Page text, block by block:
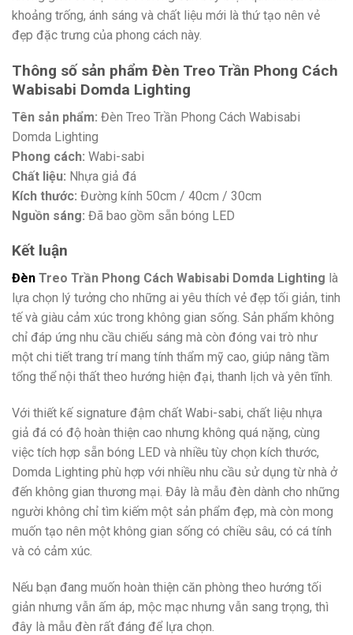
khoảng trống, ánh sáng và chất liệu mới là thứ tạo nên vẻ
đẹp đặc trưng của phong cách này.
Thông số sản phẩm Đèn Treo Trần Phong Cách
Wabisabi Domda Lighting
Tên sản phẩm: Đèn Treo Trần Phong Cách Wabisabi
Domda Lighting
Phong cách: Wabi-sabi
Chất liệu: Nhựa giả đá
Kích thước: Đường kính 50cm / 40cm / 30cm
Nguồn sáng: Đã bao gồm sẵn bóng LED
Kết luận
Đèn Treo Trần Phong Cách Wabisabi Domda Lighting là
lựa chọn lý tưởng cho những ai yêu thích vẻ đẹp tối giản, tinh
tế và giàu cảm xúc trong không gian sống. Sản phẩm không
chỉ đáp ứng nhu cầu chiếu sáng mà còn đóng vai trò như
một chi tiết trang trí mang tính thẩm mỹ cao, giúp nâng tầm
tổng thể nội thất theo hướng hiện đại, thanh lịch và yên tĩnh.
Với thiết kế signature đậm chất Wabi-sabi, chất liệu nhựa
giả đá có độ hoàn thiện cao nhưng không quá nặng, cùng
việc tích hợp sẵn bóng LED và nhiều tùy chọn kích thước,
Domda Lighting phù hợp với nhiều nhu cầu sử dụng từ nhà ở
đến không gian thương mại. Đây là mẫu đèn dành cho những
người không chỉ tìm kiếm một sản phẩm đẹp, mà còn mong
muốn tạo nên một không gian sống có chiều sâu, có cá tính
và có cảm xúc.
Nếu bạn đang muốn hoàn thiện căn phòng theo hướng tối
giản nhưng vẫn ấm áp, mộc mạc nhưng vẫn sang trọng, thì
đây là mẫu đèn rất đáng để lựa chọn.